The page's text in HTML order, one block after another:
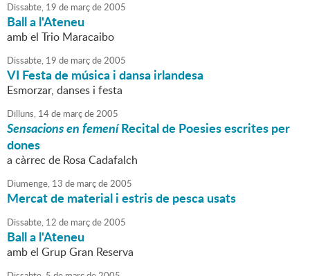
Dissabte, 19 de marçde2005
Ball a l'Ateneu
amb el Trio Maracaibo
Dissabte, 19 de marçde2005
VI Festa de música i dansa irlandesa
Esmorzar, danses i festa
Dilluns, 14de marçde2005
Sensacions en femeníRecital de Poesies escrites per
dones
a càrrec de Rosa Cadafalch
Diumenge, 13 de marçde2005
Mercat de material i estris de pesca usats
Dissabte, 12 de marçde2005
Ball a l'Ateneu
amb el Grup Gran Reserva